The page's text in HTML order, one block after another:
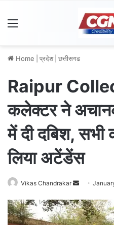
Home प्रदेश छत्तीसगढ
Raipur
कलेक्टर ने
में दी दबिश, सभी
लिया अटेंडेंस
Vikas Chandrakar
n
d